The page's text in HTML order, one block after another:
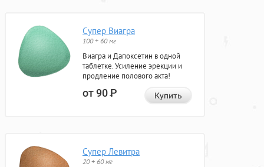
Супер Виагра
100 + 60 мг
Виагра и Дапоксетин в одной
таблетке. Усиление эрекции и
продление полового акта!
от 90Р Купить
Супер Левитра
20 + 60 мг